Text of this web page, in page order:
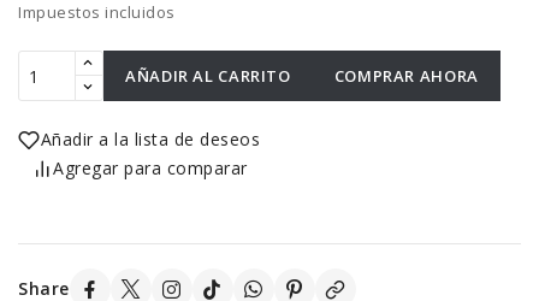
Impuestos incluidos
AÑADIR AL CARRITO COMPRAR AHORA
Añadir a la lista de deseos
Agregar para comparar
Share